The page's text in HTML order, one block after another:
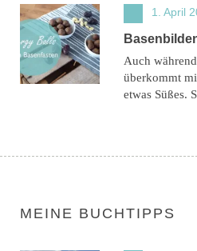
1. April
Auch
überkommt
etwas Süßes.
MEINE BUCHTIPPS